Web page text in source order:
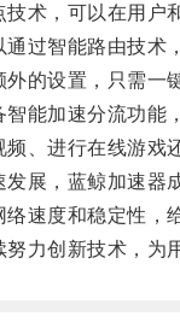
，可以在用户和
智能路由技术，
设置，只需一键
加速分流功能，
进行在线游戏还
，蓝鲸加速器成
度和稳定性，给
创新技术，为用